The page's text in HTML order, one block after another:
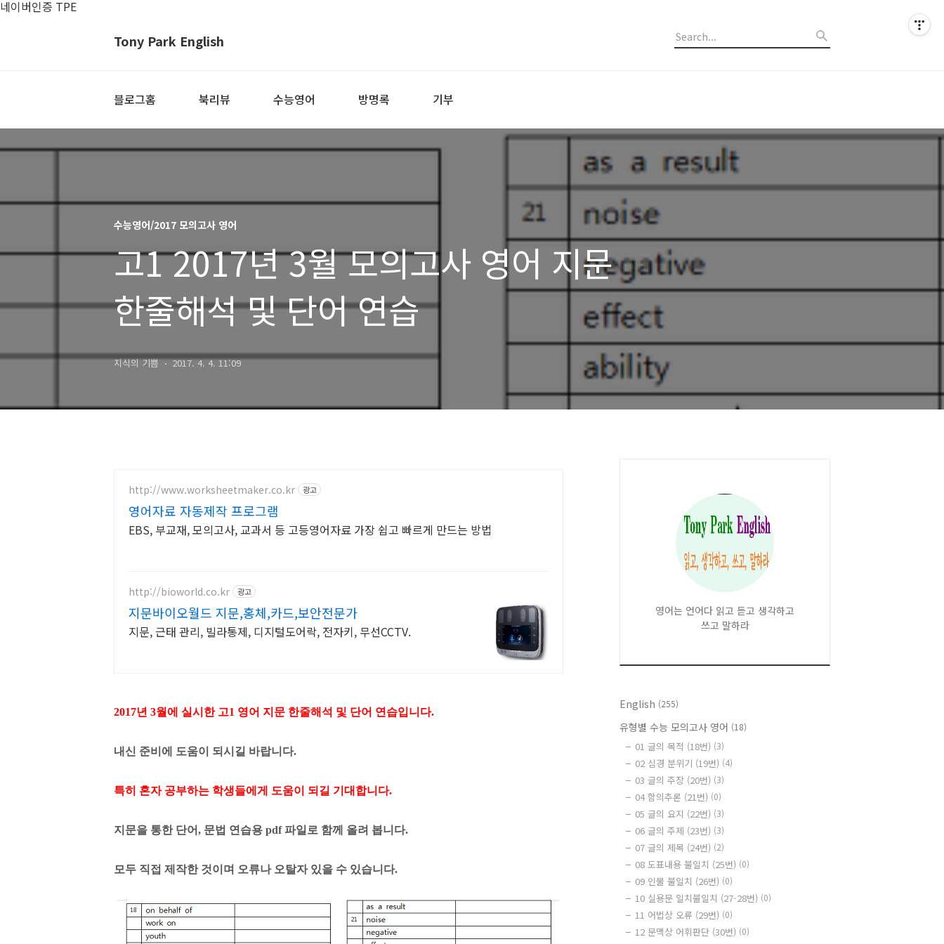
네이버인증 TPE
Tony Park English
블로그홈 북리뷰 수능영어 방명록 기부
수능영어/2017 모의고사 영어
고1 2017년 3월 모의고사 영어 지문
한줄해석 및 단어 연습
지식의 기쁨 2017. 4. 4. 11:09
http://www.worksheetmaker.co.kr 광고
영어자료 자동제작 프로그램
EBS, 부교재, 모의고사, 교과서 등 고등영어자료 가장 쉽고 빠르게 만드는 방법
http://bioworld.co.kr 광고
지문바이오월드 지문,홍체,카드,보안전문가
지문, 근태 관리, 빌라통제, 디지털도어락, 전자키, 무선CCTV.
2017년 3월에 실시한 고1 영어 지문 한줄해석 및 단어 연습입니다.
내신 준비에 도움이 되시길 바랍니다.
특히 혼자 공부하는 학생들에게 도움이 되길 기대합니다.
지문을 통한 단어, 문법 연습용 pdf 파일로 함께 올려 봅니다.
모두 직접 제작한 것이며 오류나 오탈자 있을 수 있습니다.
영어는 언어다 읽고 듣고 생각하고
쓰고 말하라
English (255)
유형별 수능 모의고사 영어 (18)
01 글의 목적 (18번) (3)
02 심경 분위기 (19번) (4)
03 글의 주장 (20번) (3)
04 함의추론 (21번) (0)
05 글의 요지 (22번) (3)
06 글의 주제 (23번) (3)
07 글의 제목 (24번) (2)
08 도표내용 불일치 (25번) (0)
09 인물 불일치 (26번) (0)
10 실용문 일치불일치 (27-28번) (0)
11 어법상 오류 (29번) (0)
12 문맥상 어휘판단 (30번) (0)